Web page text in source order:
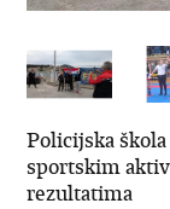
Policijska
sportskim
rezultatima